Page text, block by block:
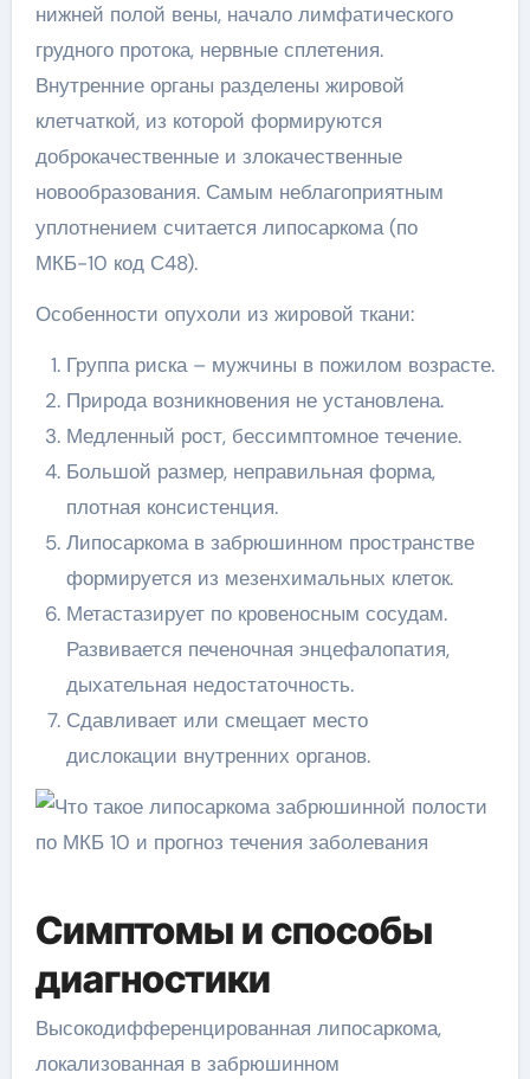
нижней полой вены, начало лимфатического
грудного протока, нервные сплетения.
Внутренние органы разделены жировой
клетчаткой, из которой формируются
доброкачественные и злокачественные
новообразования. Самым неблагоприятным
уплотнением считается липосаркома (по
МКБ-10 код С48).
Особенности опухоли из жировой ткани:
Группа риска – мужчины в пожилом возрасте.
Природа возникновения не установлена.
Медленный рост, бессимптомное течение.
Большой размер, неправильная форма,
плотная консистенция.
Липосаркома в забрюшинном пространстве
формируется из мезенхимальных клеток.
Метастазирует по кровеносным сосудам.
Развивается печеночная энцефалопатия,
дыхательная недостаточность.
Сдавливает или смещает место
дислокации внутренних органов.
Симптомы и способы
диагностики
Высокодифференцированная липосаркома,
локализованная в забрюшинном